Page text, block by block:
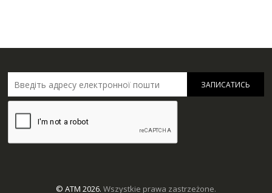
ЗАПИСАТИСЬ
© ATM 2026. Wszystkie prawa zastrzeżone.